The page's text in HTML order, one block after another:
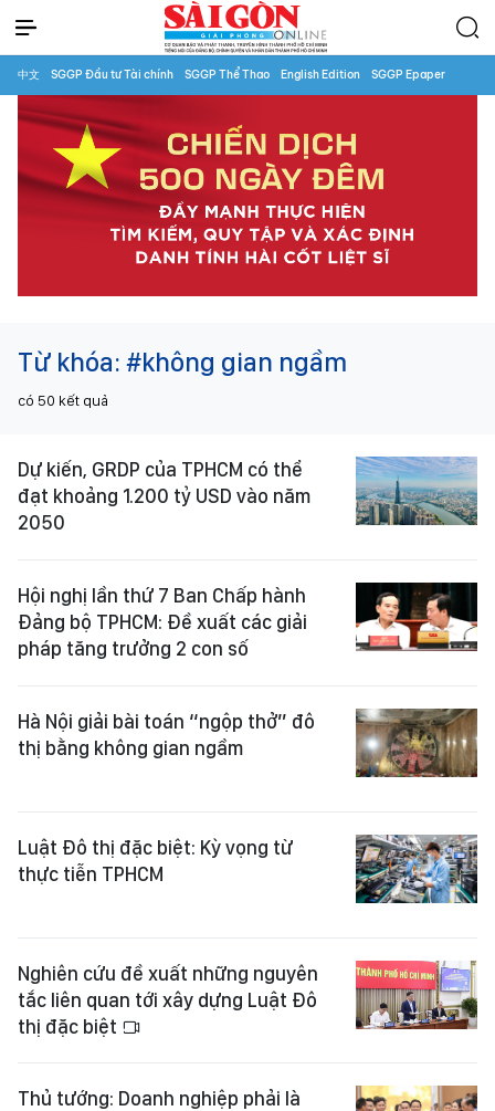
中文 SGGP Đầu tư Tài chính SGGP Thể Thao English Edition SGGP Epaper
Từ khóa: #không gian ngầm
có 50 kết quả
Dự kiến, GRDP của TPHCM có thể
đạt khoảng 1.200 tỷ USD vào năm
2050
Hội nghị lần thứ 7 Ban Chấp hành
Đảng bộ TPHCM: Đề xuất các giải
pháp tăng trưởng 2 con số
Hà Nội giải bài toán “ngộp thở” đô
thị bằng không gian ngầm
Luật Đô thị đặc biệt: Kỳ vọng từ
thực tiễn TPHCM
Nghiên cứu đề xuất những nguyên
tắc liên quan tới xây dựng Luật Đô
thị đặc biệt
Thủ tướng: Doanh nghiệp phải là